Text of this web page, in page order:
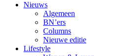
Nieuws
Algemeen
BN’ers
Columns
Nieuwe editie
Lifestyle